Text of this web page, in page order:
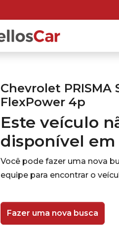
Chevrolet PRISMA
FlexPower 4p
Este veículo
disponível em
Você pode fazer uma nova
equipe para encontrar o
Fazer uma nova busca